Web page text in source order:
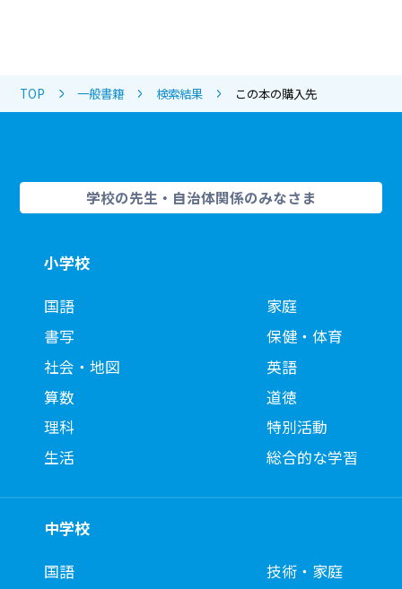
TOP 一般書籍 検索結果 この本の購入先
学校の先生・自治体関係のみなさま
小学校
国語
書写
社会・地図
算数
理科
生活
家庭
保健・体育
英語
道徳
特別活動
総合的な学習
中学校
国語
技術・家庭